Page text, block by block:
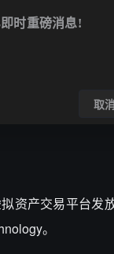
资产交易平台发
。
时重磅消息!
取